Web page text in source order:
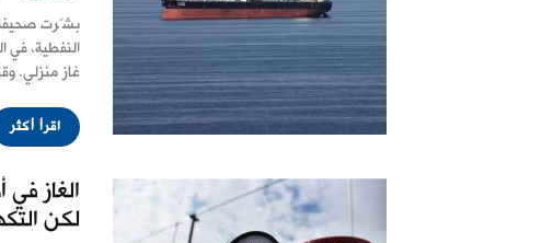
بشّرت صحيفة
النفطية، في
غاز منزلي.
اقرأ أكثر
الغاز
لكن